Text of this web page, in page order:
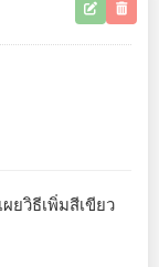
ยวิธีเพิ่มสีเขียว